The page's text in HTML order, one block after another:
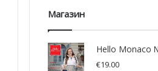
Магазин
Hello Monaco
€19.00